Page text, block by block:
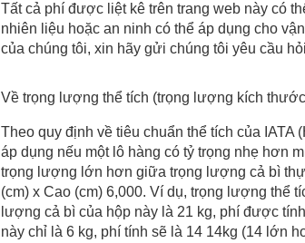
Tất cả phí được liệt kê trên trang web này có
nhiên liệu hoặc an ninh có thể áp dụng cho
của chúng tôi, xin hãy gửi chúng tôi yêu cầu
Về trọng lượng thể tích (trọng lượng kích
Theo quy định về tiêu chuẩn thể tích của
áp dụng nếu một lô hàng có tỷ trọng nhẹ hơn
trọng lượng lớn hơn giữa trọng lượng cả bì
(cm) x Cao (cm) 6,000. Ví dụ, trọng lượng thể
lượng cả bì của hộp này là 21 kg, phí được
này chỉ là 6 kg, phí tính sẽ là 14 14kg (14 lớn